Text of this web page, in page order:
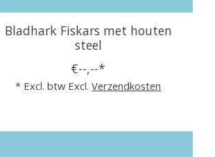
Bladhark Fiskars met houten
steel
€--,--*
* Excl. btw Excl.Verzendkosten